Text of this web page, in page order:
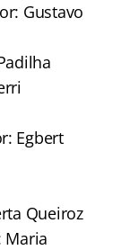
Gustavo
Egbert
Queiroz
Maria